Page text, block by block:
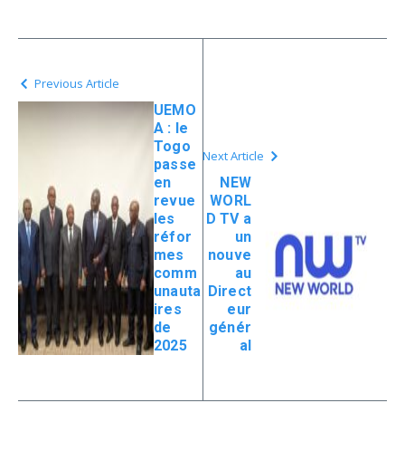
Previous Article
UEMO
A : le
Togo
passe
en
revue
les
réfor
mes
comm
unauta
ires
de
2025
Next Article
NEW
WORL
D TV a
un
nouve
au
Direct
eur
génér
al